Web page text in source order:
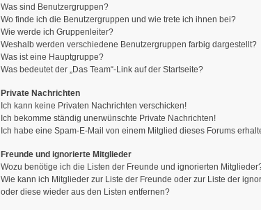
Was sind Benutzergruppen?
Wo finde ich die Benutzergruppen und wie trete ich ihnen bei?
Wie werde ich Gruppenleiter?
Weshalb werden verschiedene Benutzergruppen farbig dargestellt?
Was ist eine Hauptgruppe?
Was bedeutet der „Das Team“-Link auf der Startseite?
Private Nachrichten
Ich kann keine Privaten Nachrichten verschicken!
Ich bekomme ständig unerwünschte Private Nachrichten!
Ich habe eine Spam-E-Mail von einem Mitglied dieses Forums
Freunde und ignorierte Mitglieder
Wozu benötige ich die Listen der Freunde und ignorierten
Wie kann ich Mitglieder zur Liste der Freunde oder zur Liste der
oder diese wieder aus den Listen entfernen?